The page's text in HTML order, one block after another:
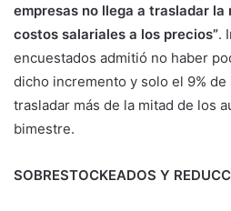
empresas no llega a trasladar
costos salariales a los precios”.
encuestados admitió no haber
dicho incremento y solo el 9% de
trasladar más de la mitad de los
bimestre.
SOBRESTOCKEADOS Y